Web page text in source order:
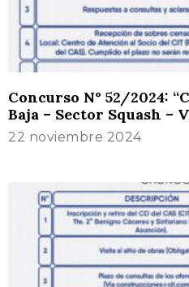
Concurso N° 52/2024:
Baja – Sector Squash –
22 noviembre 2024